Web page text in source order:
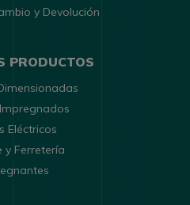
y Devolución
PRODUCTOS
Eléctricos
y Ferretería